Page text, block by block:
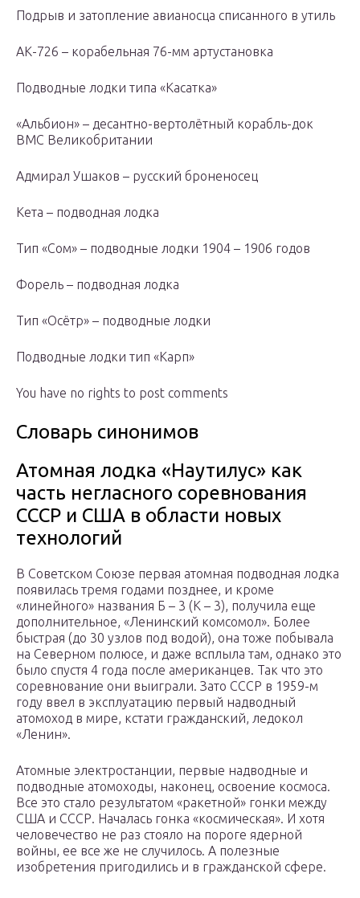
Подрыв и затопление авианосца списанного в утиль
АК-726 – корабельная 76-мм артустановка
Подводные лодки типа «Касатка»
«Альбион» – десантно-вертолётный корабль-док
ВМС Великобритании
Адмирал Ушаков – русский броненосец
Кета – подводная лодка
Тип «Сом» – подводные лодки 1904 – 1906 годов
Форель – подводная лодка
Тип «Осётр» – подводные лодки
Подводные лодки тип «Карп»
You have no rights to post comments
Словарь синонимов
Атомная лодка «Наутилус» как
часть негласного соревнования
СССР и США в области новых
технологий
В Советском Союзе первая атомная подводная лодка
появилась тремя годами позднее, и кроме
«линейного» названия Б – 3 (К – 3), получила еще
дополнительное, «Ленинский комсомол». Более
быстрая (до 30 узлов под водой), она тоже побывала
на Северном полюсе, и даже всплыла там, однако это
было спустя 4 года после американцев. Так что это
соревнование они выиграли. Зато СССР в 1959-м
году ввел в эксплуатацию первый надводный
атомоход в мире, кстати гражданский, ледокол
«Ленин».
Атомные электростанции, первые надводные и
подводные атомоходы, наконец, освоение космоса.
Все это стало результатом «ракетной» гонки между
США и СССР. Началась гонка «космическая». И хотя
человечество не раз стояло на пороге ядерной
войны, ее все же не случилось. А полезные
изобретения пригодились и в гражданской сфере.